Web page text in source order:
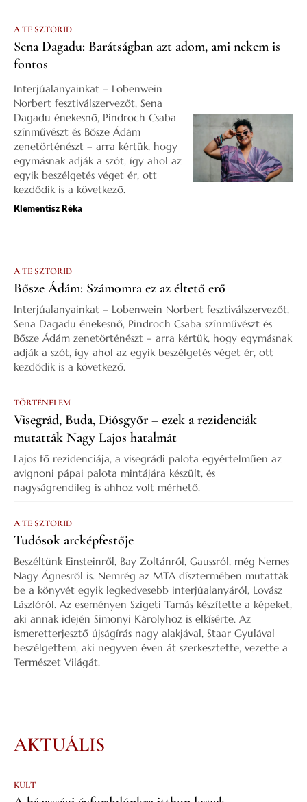
A TE SZTORID
Sena Dagadu: Barátságban azt adom, ami nekem is
fontos
Interjúalanyainkat – Lobenwein
Norbert fesztiválszervezőt, Sena
Dagadu énekesnő, Pindroch Csaba
színművészt és Bősze Ádám
zenetörténészt – arra kértük, hogy
egymásnak adják a szót, így ahol az
egyik beszélgetés véget ér, ott
kezdődik is a következő.
Klementisz Réka
A TE SZTORID
Bősze Ádám: Számomra ez az éltető erő
Interjúalanyainkat – Lobenwein Norbert fesztiválszervezőt,
Sena Dagadu énekesnő, Pindroch Csaba színművészt és
Bősze Ádám zenetörténészt – arra kértük, hogy egymásnak
adják a szót, így ahol az egyik beszélgetés véget ér, ott
kezdődik is a következő.
TÖRTÉNELEM
Visegrád, Buda, Diósgyőr – ezek a rezidenciák
mutatták Nagy Lajos hatalmát
Lajos fő rezidenciája, a visegrádi palota egyértelműen az
avignoni pápai palota mintájára készült, és
nagyságrendileg is ahhoz volt mérhető.
A TE SZTORID
Tudósok arcképfestője
Beszéltünk Einsteinről, Bay Zoltánról, Gaussról, még Nemes
Nagy Ágnesről is. Nemrég az MTA dísztermében mutatták
be a könyvét egyik legkedvesebb interjúalanyáról, Lovász
Lászlóról. Az eseményen Szigeti Tamás készítette a képeket,
aki annak idején Simonyi Károlyhoz is elkísérte. Az
ismeretterjesztő újságírás nagy alakjával, Staar Gyulával
beszélgettem, aki negyven éven át szerkesztette, vezette a
Természet Világát.
AKTUÁLIS
KULT